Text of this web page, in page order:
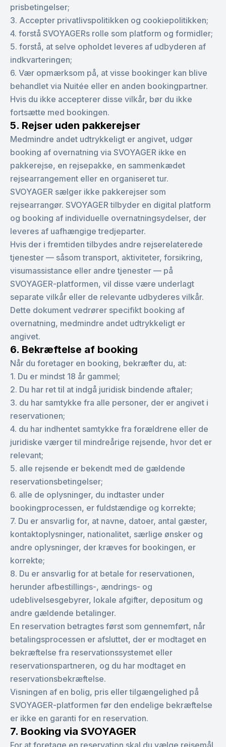
prisbetingelser;
3. Accepter privatlivspolitikken og cookiepolitikken;
4. forstå SVOYAGERs rolle som platform og formidler;
5. forstå, at selve opholdet leveres af udbyderen af
indkvarteringen;
6. Vær opmærksom på, at visse bookinger kan blive
behandlet via Nuitée eller en anden bookingpartner.
Hvis du ikke accepterer disse vilkår, bør du ikke
fortsætte med bookingen.
5. Rejser uden pakkerejser
Medmindre andet udtrykkeligt er angivet, udgør
booking af overnatning via SVOYAGER ikke en
pakkerejse, en rejsepakke, en sammenkædet
rejsearrangement eller en organiseret tur.
SVOYAGER sælger ikke pakkerejser som
rejsearrangør. SVOYAGER tilbyder en digital platform
og booking af individuelle overnatningsydelser, der
leveres af uafhængige tredjeparter.
Hvis der i fremtiden tilbydes andre rejserelaterede
tjenester — såsom transport, aktiviteter, forsikring,
visumassistance eller andre tjenester — på
SVOYAGER-platformen, vil disse være underlagt
separate vilkår eller de relevante udbyderes vilkår.
Dette dokument vedrører specifikt booking af
overnatning, medmindre andet udtrykkeligt er
angivet.
6. Bekræftelse af booking
Når du foretager en booking, bekræfter du, at:
1. Du er mindst 18 år gammel;
2. Du har ret til at indgå juridisk bindende aftaler;
3. du har samtykke fra alle personer, der er angivet i
reservationen;
4. du har indhentet samtykke fra forældrene eller de
juridiske værger til mindreårige rejsende, hvor det er
relevant;
5. alle rejsende er bekendt med de gældende
reservationsbetingelser;
6. alle de oplysninger, du indtaster under
bookingprocessen, er fuldstændige og korrekte;
7. Du er ansvarlig for, at navne, datoer, antal gæster,
kontaktoplysninger, nationalitet, særlige ønsker og
andre oplysninger, der kræves for bookingen, er
korrekte;
8. Du er ansvarlig for at betale for reservationen,
herunder afbestillings-, ændrings- og
udeblivelsesgebyrer, lokale afgifter, depositum og
andre gældende betalinger.
En reservation betragtes først som gennemført, når
betalingsprocessen er afsluttet, der er modtaget en
bekræftelse fra reservationssystemet eller
reservationspartneren, og du har modtaget en
reservationsbekræftelse.
Visningen af en bolig, pris eller tilgængelighed på
SVOYAGER-platformen før den endelige bekræftelse
er ikke en garanti for en reservation.
7. Booking via SVOYAGER
For at foretage en reservation skal du vælge rejsemål,